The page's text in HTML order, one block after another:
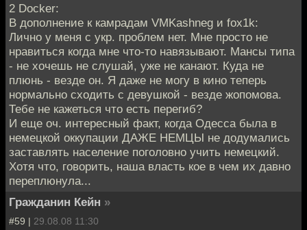
2 Docker:
В дополнение к камрадам VMKashneg и fox1k:
Лично у меня с укр. проблем нет. Мне просто не
нравиться когда мне что-то навязывают. Мансы типа
- не хочешь не слушай, уже не канают. Куда не
плюнь - везде он. Я даже не могу в кино теперь
нормально сходить с девушкой - везде жопомова.
Тебе не кажеться что есть перегиб?
И еще оч. интересный факт, когда Одесса была в
немецкой оккупации ДАЖЕ НЕМЦЫ не додумались
заставлять население поголовно учить немецкий.
Хотя что, говорить, наша власть кое в чем их давно
переплюнула...
Гражданин Кейн »
#59 | 29.08.08 11:30